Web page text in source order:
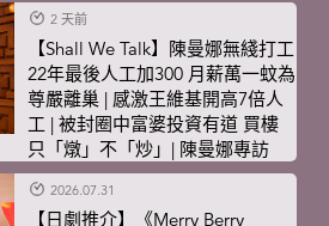
2 天前
【Shall We Talk】陳曼娜無綫打工
22年最後人工加300 月薪萬一蚊為
尊嚴離巢 | 感激王維基開高7倍人
工 | 被封圈中富婆投資有道 買樓
只「燉」不「炒」| 陳曼娜專訪
2026.07.31
【日劇推介】《Merry Berry